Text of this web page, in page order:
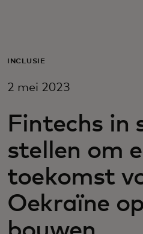
Voor bedrijven
Voor innovators
Nieuws en trends
INCLUSIE
2 mei 2023
Fintechs in
stellen om
toekomst
Oekraïne